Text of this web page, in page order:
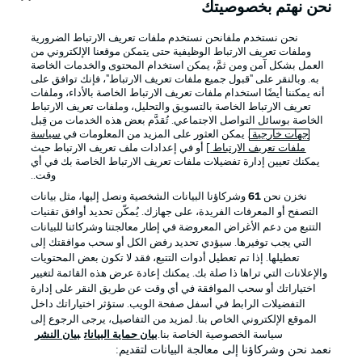
تسجيل الدخول
Football as it's meant to be
تطبيق الدوري الألماني
Official Partners
نحن نهتم بخصوصيتك
نحن نستخدم ملفانحن نستخدم ملفات تعريف الارتباط الضرورية
وملفات تعريف الارتباط الوظيفية حتى يتمكن موقعنا الإلكتروني من
العمل بشكل آمن ومن ثمَّ، يمكن استخدام المحتوى والخدمات الخاصة
به. وبالنقر على "قبول جميع ملفات تعريف الارتباط"، فإنك توافق على
أنه يمكننا أيضًا استخدام ملفات تعريف الارتباط الخاصة بالأداء، وملفات
تعريف الارتباط الخاصة بالتسويق والتحليل، وملفات تعريف الارتباط
الخاصة بوسائل التواصل الاجتماعي. تُقدَّم بعض هذه الخدمات من قِبل
جهات خارجية . يمكن العثور على المزيد من المعلومات في سياسة
ملفات تعريف الارتباط
] أو في إعدادات ملف تعريف الارتباط حيث
يمكنك تعيين إدارة تفضيلات ملفات تعريف الارتباط الخاصة بك في أي
وقت..
نخزن نحن 61وشركاؤنا البيانات الشخصية ونصل إليها، مثل بيانات
التصفح أو المعرفات الفريدة، على جهازك. يُمكّن تحديد أوافق تقنيات
التتبع من دعم الأغراض المعروضة في إطار معالجتنا وشركائنا للبيانات
التي يجب توفيرها. سيؤدي تحديد رفض الكل أو سحب موافقتك إلى
تعطيلها. إذا تم تعطيل أدوات التتبع، فقد لا تكون بعض المحتويات
والإعلانات التي تراها ذا صلة بك. يمكنك إعادة عرض هذه القائمة لتغيير
اختياراتك أو سحب الموافقة في أي وقت عن طريق النقر على إدارة
التفضيلات الرابط في أسفل صفحة الويب. ستؤثر اختياراتك داخل
الموقع الإلكتروني الخاص بنا. لمزيد من التفاصيل، يرجى الرجوع إلى
سياسة الخصوصية الخاصة بنا.بيان حماية البيانات بيان النشر
نعمد نحن وشركاؤنا إلى معالجة البيانات لتقديم: